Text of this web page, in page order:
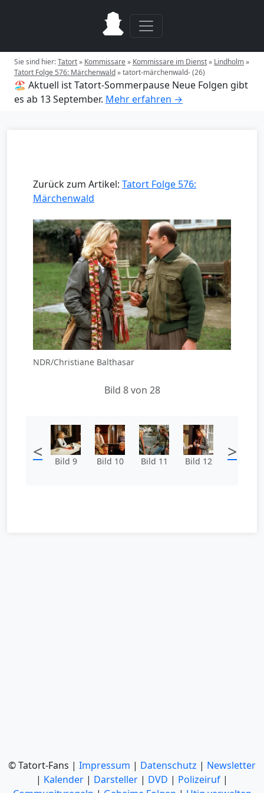
Sie sind hier:Tatort» Kommissare» Kommissare im Dienst» Lindholm»
Tatort Folge 576: Märchenwald»tatort-märchenwald- (26)
🏖️ Aktuell ist Tatort-Sommerpause Neue Folgen gibt
es ab 13 September. Mehr erfahren →
Zurück zum Artikel: Tatort Folge 576:
Märchenwald
NDR/Christiane Balthasar
Bild 8 von 28
< Bild 9 Bild 10 Bild 11 Bild 12 >
© Tatort-Fans | Impressum | Datenschutz | Newsletter
| Kalender | Darsteller | DVD | Polizeiruf |